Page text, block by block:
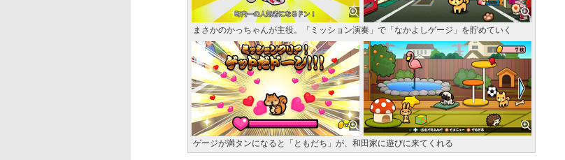
まさかのかっちゃんが主役。「ミッション演奏」で「なかよしゲージ」を貯めていく
ゲージが満タンになると「ともだち」が、和田家に遊びに来てくれる